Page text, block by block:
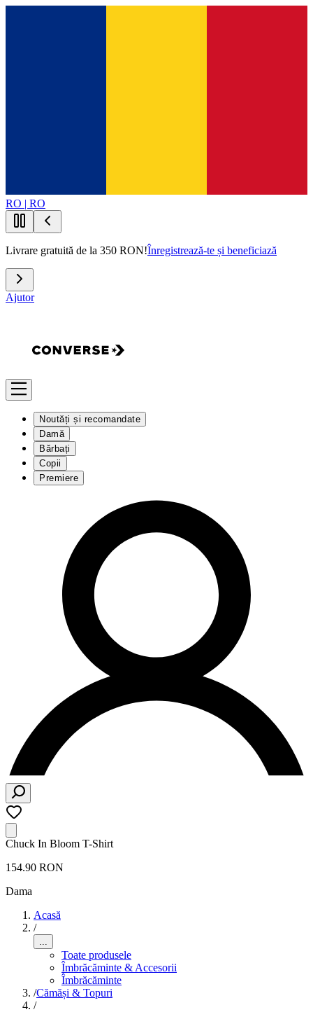
RO | RO
Livrare gratuită de la 350 RON!Înregistrează-te și beneficiază
Ajutor
Noutăți și recomandate
Damă
Bărbați
Copii
Premiere
Chuck In Bloom T-Shirt
154.90 RON
Dama
Acasă
/
...
Toate produsele
Îmbrăcăminte & Accesorii
Îmbrăcăminte
/Cămăși & Topuri
/